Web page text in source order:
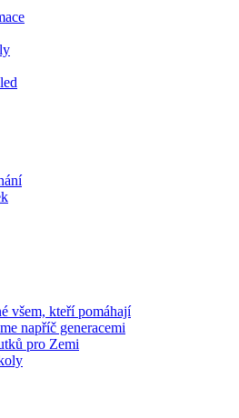
všem, kteří pomáhají
napříč generacemi
pro Zemi